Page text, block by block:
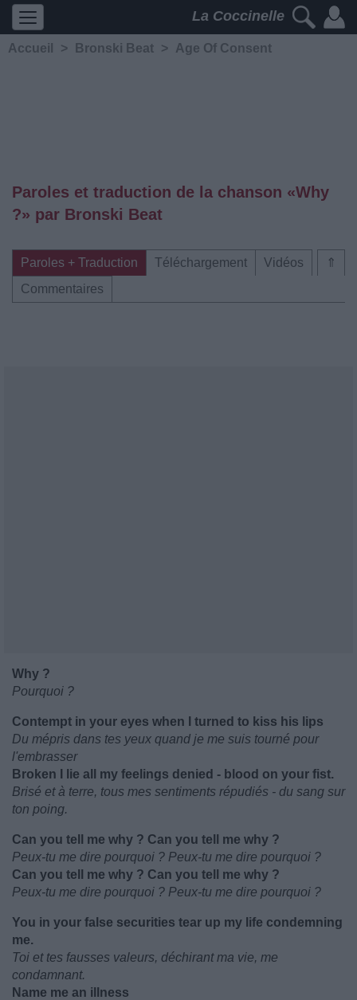
La Coccinelle
Accueil > Bronski Beat > Age Of Consent
Paroles et traduction de la chanson «Why
?» par Bronski Beat
⇑
Paroles + Traduction Téléchargement
Vidéos
Commentaires
Why ?
Pourquoi ?
Contempt in your eyes when I turned to kiss his lips
Du mépris dans tes yeux quand je me suis tourné pour
l'embrasser
Broken I lie all my feelings denied - blood on your fist.
Brisé et à terre, tous mes sentiments répudiés - du sang sur
ton poing.
Can you tell me why ? Can you tell me why ?
Peux-tu me dire pourquoi ? Peux-tu me dire pourquoi ?
Can you tell me why ? Can you tell me why ?
Peux-tu me dire pourquoi ? Peux-tu me dire pourquoi ?
You in your false securities tear up my life condemning
me.
Toi et tes fausses valeurs, déchirant ma vie, me
condamnant.
Name me an illness